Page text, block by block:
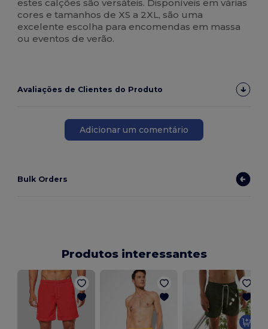
estes calções são versáteis. Disponíveis em várias
cores e tamanhos de XS a 2XL, são uma
excelente escolha para encomendas em massa
ou eventos de verão.
Avaliações de Clientes do Produto
Adicionar um comentário
Bulk Orders
Produtos interessantes